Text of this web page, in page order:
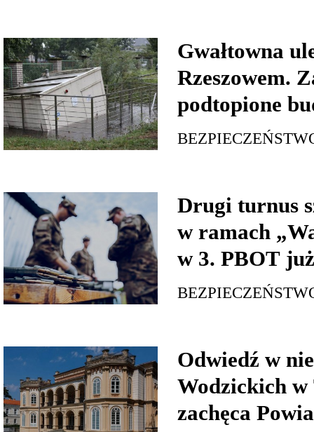
Gwałtowna
Rzeszowem.
podtopione
Drugi turnus
w ramach
w 3. PBOT
Odwiedź w
Wodzickich w
zachęca